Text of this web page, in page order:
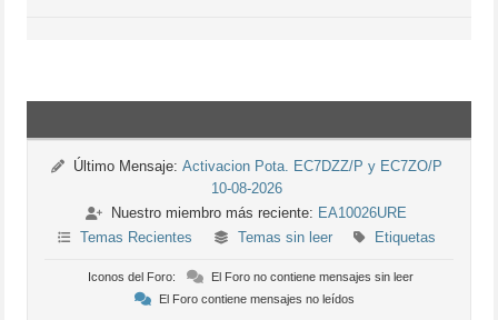
Último Mensaje: Activacion Pota. EC7DZZ/P y EC7ZO/P
10-08-2026
Nuestro miembro más reciente: EA10026URE
Temas Recientes
Temas sin leer Etiquetas
Iconos del Foro:
El Foro no contiene mensajes sin leer
El Foro contiene mensajes no leídos